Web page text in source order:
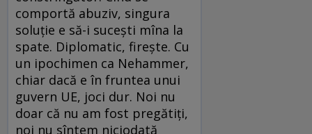
comportă abuziv, singura
soluție e să-i sucești mîna la
spate. Diplomatic, firește. Cu
un ipochimen ca Nehammer,
chiar dacă e în fruntea unui
guvern UE, joci dur. Noi nu
doar că nu am fost pregătiți,
noi nu sîntem niciodată